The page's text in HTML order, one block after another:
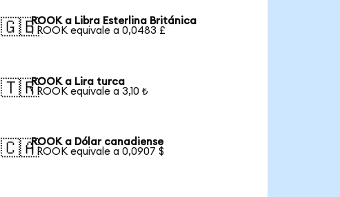
🇬🇧ROOK a Libra Esterlina Británica
1 ROOK equivale a 0,0483 £
🇹🇷ROOK a Lira turca
1 ROOK equivale a 3,10 ₺
🇨🇦ROOK a Dólar canadiense
1 ROOK equivale a 0,0907 $